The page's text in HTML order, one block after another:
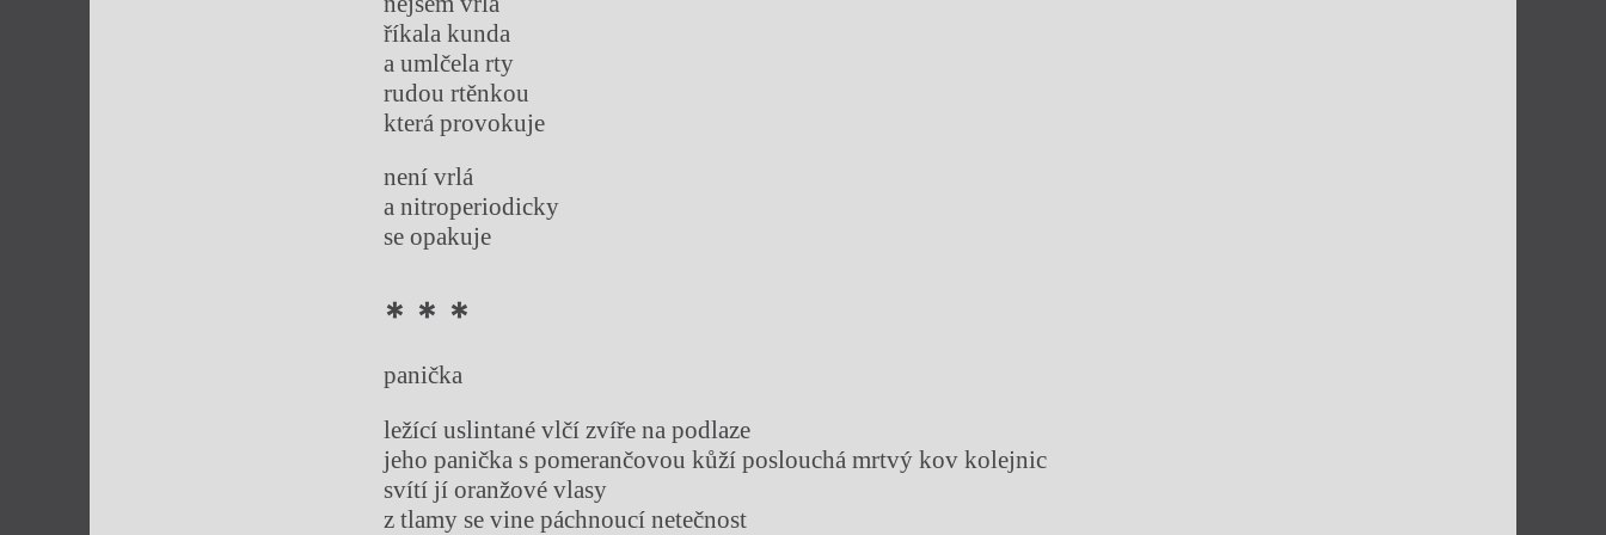
říkala kunda
a umlčela rty
rudou rtěnkou
která provokuje
není vrlá
a nitroperiodicky
se opakuje
* * *
panička
ležící uslintané vlčí zvíře na podlaze
jeho panička s pomerančovou kůží poslouchá mrtvý kov kolejnic
svítí jí oranžové vlasy
z tlamy se vine páchnoucí netečnost